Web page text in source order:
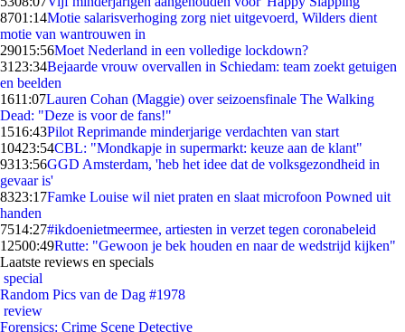
8701:14Motie salarisverhoging zorg niet uitgevoerd, Wilders dient
motie van wantrouwen in
29015:56Moet Nederland in een volledige lockdown?
31 23:34Bejaarde vrouw overvallen in Schiedam: team zoekt getuigen
en beelden
1611:07Lauren Cohan (Maggie) over seizoensfinale The Walking
Dead: "Deze is voor de fans!"
1516:43Pilot Reprimande minderjarige verdachten van start
10423:54CBL: "Mondkapje in supermarkt: keuze aan de klant"
9313:56GGD Amsterdam, 'heb het idee dat de volksgezondheid in
gevaar is'
8323:17Famke Louise wil niet praten en slaat microfoon Powned uit
handen
7514:27#ikdoenietmeermee, artiesten in verzet tegen coronabeleid
12500:49Rutte: "Gewoon je bek houden en naar de wedstrijd kijken"
Laatste reviews en specials
special
Random Pics van de Dag #1978
review
Forensics: Crime Scene Detective